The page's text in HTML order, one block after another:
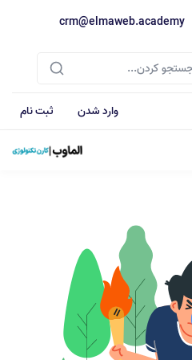
crm@elmaweb.academy
وارد شدن ثبت نام